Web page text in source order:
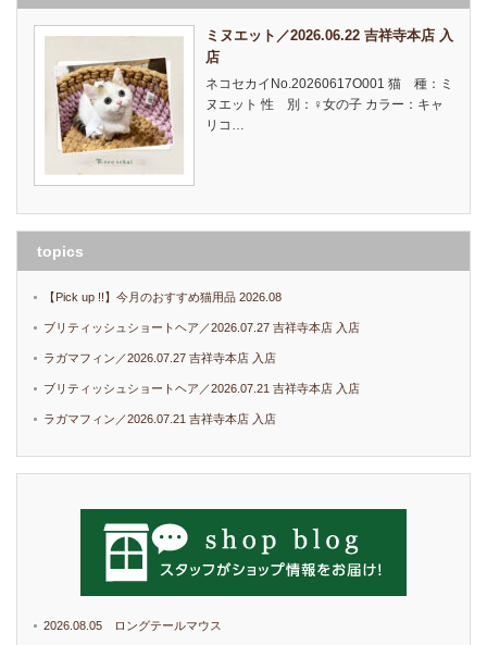
ミヌエット／2026.06.22 吉祥寺本店 入
店
ネコセカイNo.20260617O001 猫 種：ミ
ヌエット 性 別：♀女の子 カラー：キャ
リコ…
topics
【Pick up !!】今月のおすすめ猫用品 2026.08
ブリティッシュショートヘア／2026.07.27 吉祥寺本店 入店
ラガマフィン／2026.07.27 吉祥寺本店 入店
ブリティッシュショートヘア／2026.07.21 吉祥寺本店 入店
ラガマフィン／2026.07.21 吉祥寺本店 入店
2026.08.05 ロングテールマウス